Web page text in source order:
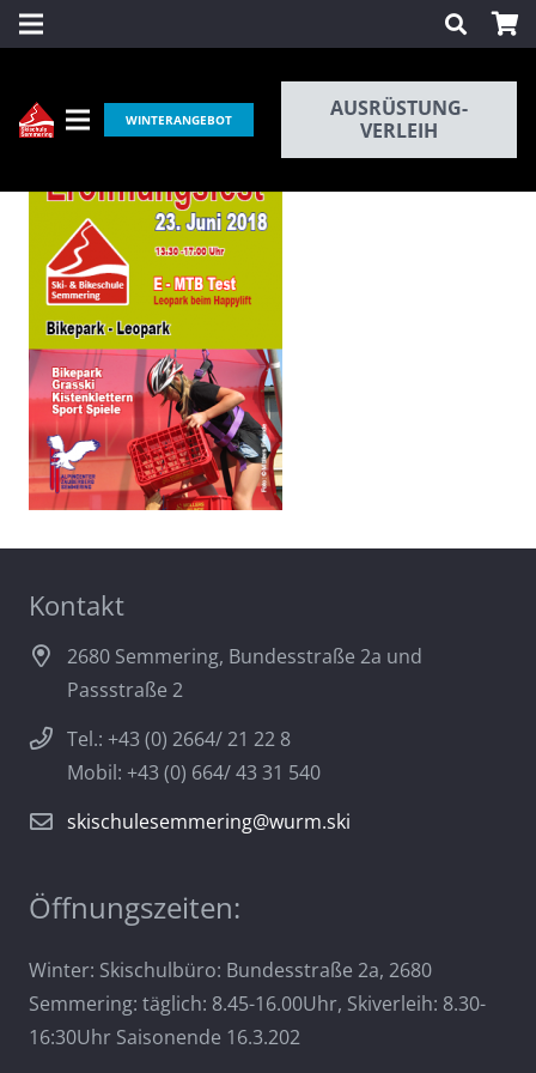
WINTERANGEBOT
AUSRÜSTUNG-
VERLEIH
Kontakt
2680 Semmering, Bundesstraße 2a und
Passstraße 2
Tel.: +43 (0) 2664/ 21 22 8
Mobil: +43 (0) 664/ 43 31 540
skischulesemmering@wurm.ski
Öffnungszeiten:
Winter: Skischulbüro: Bundesstraße 2a, 2680
Semmering: täglich: 8.45-16.00Uhr, Skiverleih: 8.30-
16:30Uhr Saisonende 16.3.202